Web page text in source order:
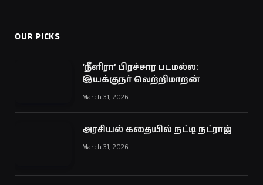
OUR PICKS
‘நீளிரா’ பிரச்சார படமல்ல:
இயக்குநர் வெற்றிமாறன்
March 31, 2026
அரசியல் கதையில் நட்டி நட்ராஜ்
March 31, 2026